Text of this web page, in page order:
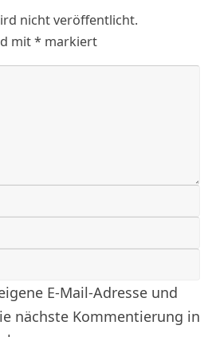
nicht veröffentlicht.
mit* markiert
E-Mail-Adresse und
nächste Kommentierung in